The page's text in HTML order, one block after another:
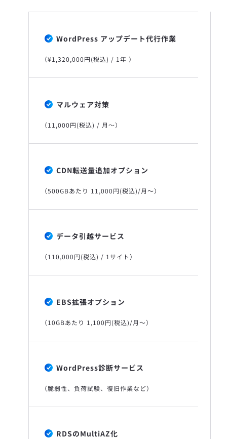
WordPress アップデート代行作業
（¥1,320,000円(税込) / 1年 ）
マルウェア対策
（11,000円(税込) / 月〜）
CDN転送量追加オプション
（500GBあたり 11,000円(税込)/月〜）
データ引越サービス
（110,000円(税込) / 1サイト）
EBS拡張オプション
（10GBあたり 1,100円(税込)/月〜）
WordPress診断サービス
（脆弱性、負荷試験、復旧作業など）
RDSのMultiAZ化